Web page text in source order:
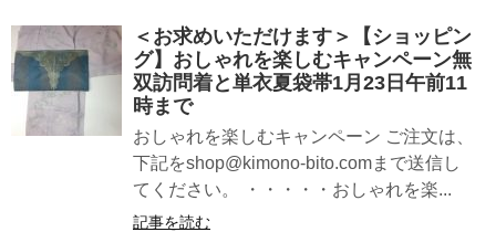
＜お求めいただけます＞【ショッピン
グ】おしゃれを楽しむキャンペーン無
双訪問着と単衣夏袋帯1月23日午前11
時まで
おしゃれを楽しむキャンペーン ご注文は、
下記をshop@kimono-bito.comまで送信し
てください。 ・・・・・おしゃれを楽...
記事を読む